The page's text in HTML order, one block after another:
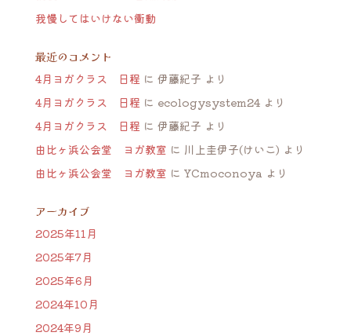
我慢してはいけない衝動
最近のコメント
4月ヨガクラス 日程 に 伊藤紀子 より
4月ヨガクラス 日程 に ecologysystem24より
4月ヨガクラス 日程 に 伊藤紀子 より
由比ヶ浜公会堂 ヨガ教室 に 川上圭伊子(けいこ) より
由比ヶ浜公会堂 ヨガ教室 に YCmoconoya より
アーカイブ
2025年11月
2025年7月
2025年6月
2024年10月
2024年9月